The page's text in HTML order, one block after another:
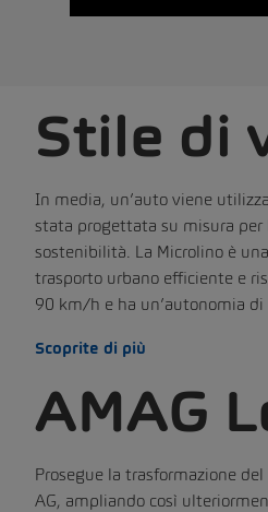
Stile di
In media, un’auto viene
stata progettata su misura per
sostenibilità. La Microlino è
trasporto urbano efficiente e
90 km/h e ha un’autonomia
Scoprite di più
AMAG
Prosegue la trasformazione
AG, ampliando così